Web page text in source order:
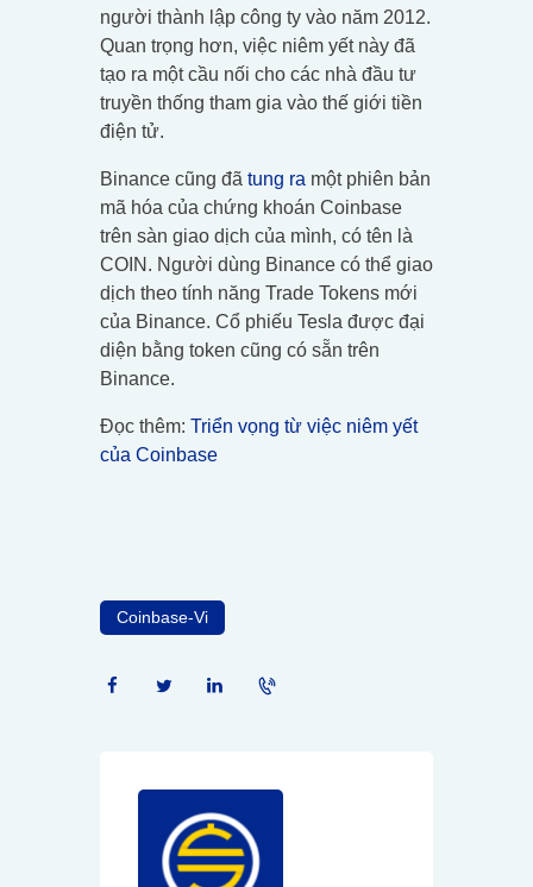
người thành lập công ty vào năm 2012.
Quan trọng hơn, việc niêm yết này đã
tạo ra một cầu nối cho các nhà đầu tư
truyền thống tham gia vào thế giới tiền
điện tử.
Binance cũng đã tung ra một phiên bản
mã hóa của chứng khoán Coinbase
trên sàn giao dịch của mình, có tên là
COIN. Người dùng Binance có thể giao
dịch theo tính năng Trade Tokens mới
của Binance. Cổ phiếu Tesla được đại
diện bằng token cũng có sẵn trên
Binance.
Đọc thêm: Triển vọng từ việc niêm yết
của Coinbase
Coinbase-Vi